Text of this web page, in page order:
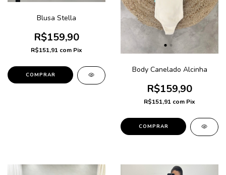
Blusa Stella
R$159,90
R$151,91 com Pix
COMPRAR
Body Canelado Alcinha
R$159,90
R$151,91 com Pix
COMPRAR